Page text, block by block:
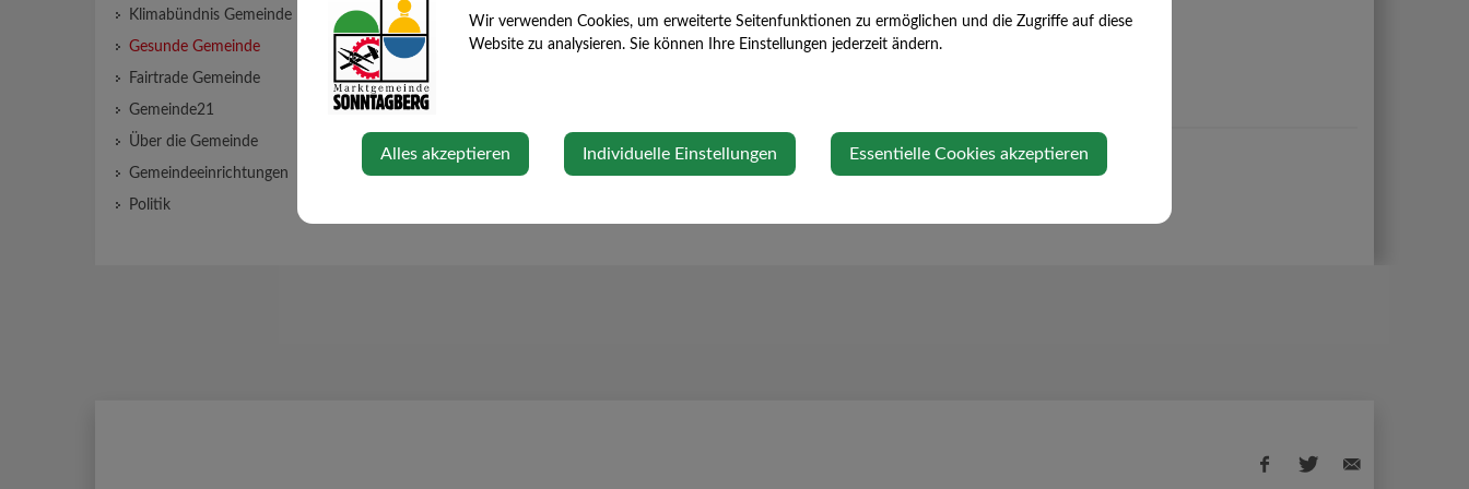
⇐ zurück
Klimabündnis Gemeinde
Gesunde Gemeinde
Fairtrade Gemeinde
Gemeinde21
Über die Gemeinde
Gemeindeeinrichtungen
Politik
Wir verwenden Cookies, um erweiterte Seitenfunktionen zu ermöglichen und die Zugriffe auf diese
Website zu analysieren. Sie können Ihre Einstellungen jederzeit ändern.
Alles akzeptieren Individuelle Einstellungen Essentielle Cookies akzeptieren